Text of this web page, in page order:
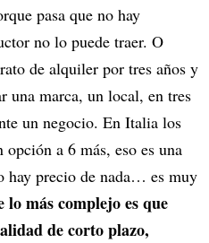
pasa que no hay
no lo puede traer. O
de alquiler por tres años y
una marca, un local, en tres
un negocio. En Italia los
a 6 más, eso es una
hay precio de nada… es muy
lo más complejo es que
de corto plazo,